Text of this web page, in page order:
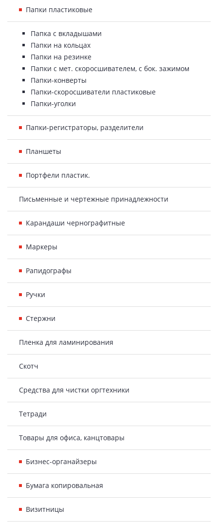
Папки пластиковые
Папка с вкладышами
Папки на кольцах
Папки на резинке
Папки с мет. скоросшивателем, с бок. зажимом
Папки-конверты
Папки-скоросшиватели пластиковые
Папки-уголки
Папки-регистраторы, разделители
Планшеты
Портфели пластик.
Письменные и чертежные принадлежности
Карандаши чернографитные
Маркеры
Рапидографы
Ручки
Стержни
Пленка для ламинирования
Скотч
Средства для чистки оргтехники
Тетради
Товары для офиса, канцтовары
Бизнес-органайзеры
Бумага копировальная
Визитницы